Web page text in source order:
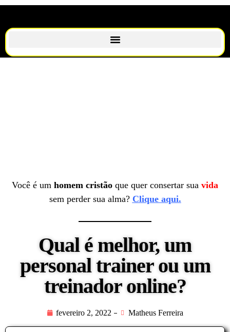
Você é um homem cristão que quer consertar sua vida
sem perder sua alma? Clique aqui.
Qual é melhor, um
personal trainer ou um
treinador online?
fevereiro 2, 2022 Matheus Ferreira